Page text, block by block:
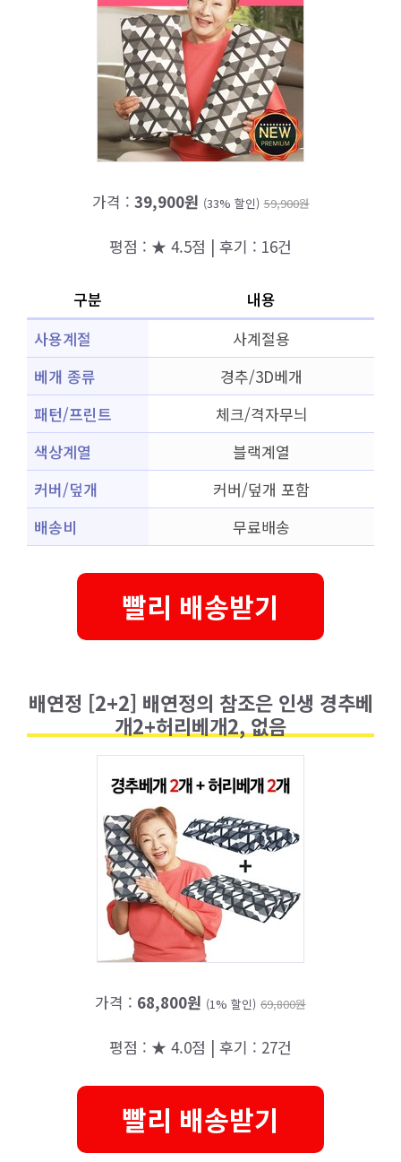
가격 : 39,900원 (33% 할인) 59,900원
평점 : ★ 4.5점 | 후기 : 16건
구분
내용
사용계절
사계절용
베개 종류
경추/3D베개
패턴/프린트
체크/격자무늬
색상계열
블랙계열
커버/덮개
커버/덮개 포함
배송비
무료배송
빨리 배송받기
배연정 [2+2] 배연정의 참조은 인생 경추베
개2+허리베개2, 없음
가격 : 68,800원 (1% 할인) 69,800원
평점 : ★ 4.0점 | 후기 : 27건
빨리 배송받기